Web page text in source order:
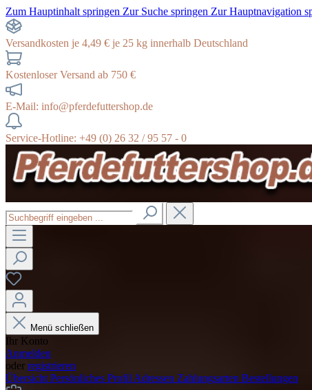
Zum Hauptinhalt springen Zur Suche springen Zur Hauptnavigation
Versandkosten je 4,49 € je 25 kg innerhalb Deutschland
Kostenloser Versand ab 750 €
E-Mail: info@pferdefuttershop.de
Service-Hotline: +49 (0) 26 32 / 95 57 - 0
Menü schließen
Ihr Konto
Anmelden
oder registrieren
Übersicht Persönliches Profil Adressen Zahlungsarten Bestellungen